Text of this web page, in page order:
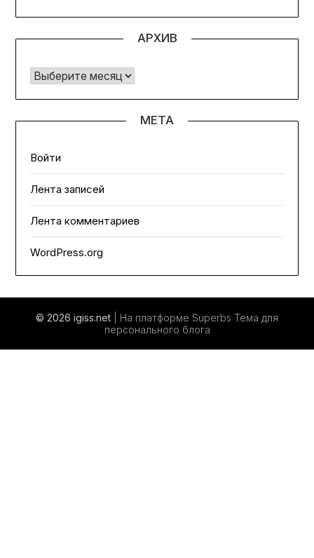
АРХИВ
Архив
МЕТА
Войти
Лента записей
Лента комментариев
WordPress.org
© 2026 igiss.net | На платформе Superbs Тема для
персонального блога